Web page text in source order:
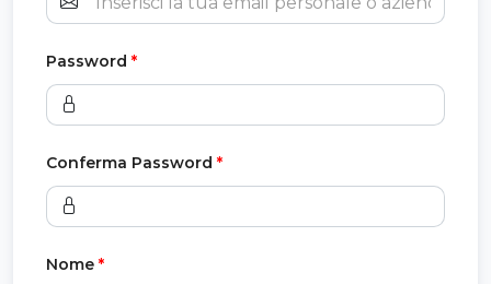
Password *
Conferma Password *
Nome *